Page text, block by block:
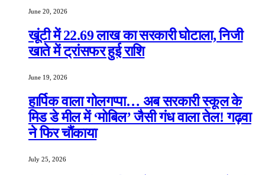
June 20, 2026
खूंटी में 22.69 लाख का सरकारी घोटाला, निजी
खाते में ट्रांसफर हुई राशि
June 19, 2026
हार्पिक वाला गोलगप्पा… अब सरकारी स्कूल के
मिड डे मील में ‘मोबिल’ जैसी गंध वाला तेल! गढ़वा
ने फिर चौंकाया
July 25, 2026